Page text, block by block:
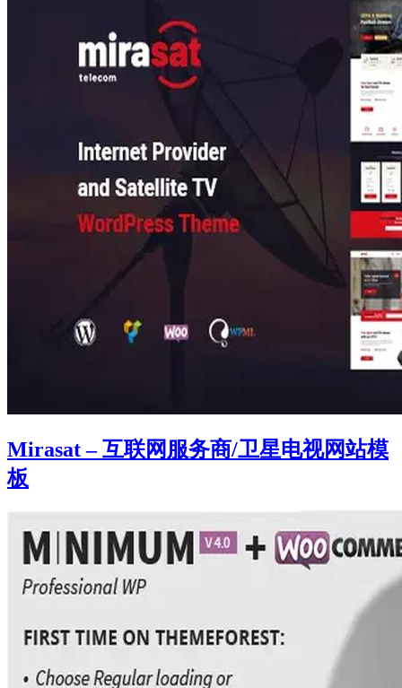
Mirasat – 互联网服务商/卫星电视网站模
板